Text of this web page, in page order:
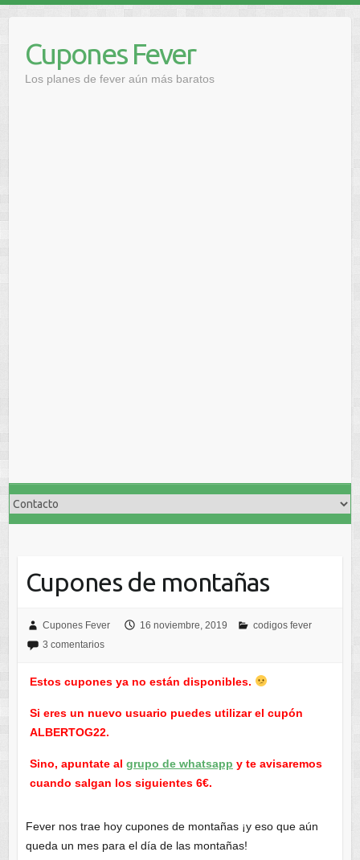
contenidoCupones Fever
Los planes de fever aún más baratos
Cupones de montañas
Cupones Fever 16 noviembre, 2019
codigos fever
3 comentarios
Estos cupones ya no están disponibles.
Si eres un nuevo usuario puedes utilizar el cupón
ALBERTOG22.
Sino, apuntate al grupo de whatsapp y te avisaremos
cuando salgan los siguientes 6€.
Fever nos trae hoy cupones de montañas ¡y eso que aún
queda un mes para el día de las montañas!